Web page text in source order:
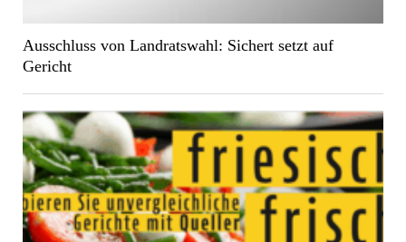
Ausschluss von Landratswahl: Sichert setzt auf
Gericht